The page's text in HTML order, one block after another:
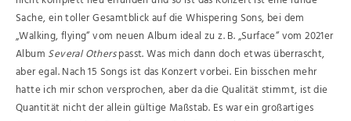
Sache, ein toller Gesamtblick auf die Whispering Sons, bei dem
„Walking, flying“ vom neuen Album ideal zu z. B. „Surface“ vom 2021er
Album Several Otherspasst. Was mich dann doch etwas überrascht,
aber egal. Nach 15 Songs ist das Konzert vorbei. Ein bisschen mehr
hatte ich mir schon versprochen, aber da die Qualität stimmt, ist die
Quantität nicht der allein gültige Maßstab. Es war ein großartiges